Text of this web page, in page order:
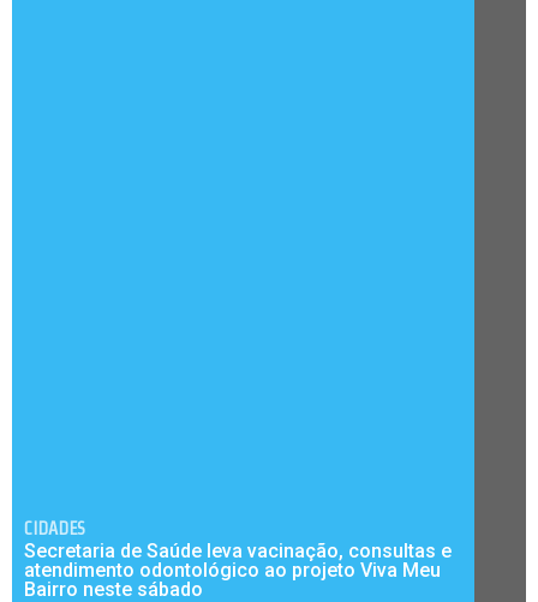
CIDADES
Secretaria de Saúde leva vacinação, consultas e
atendimento odontológico ao projeto Viva Meu
Bairro neste sábado